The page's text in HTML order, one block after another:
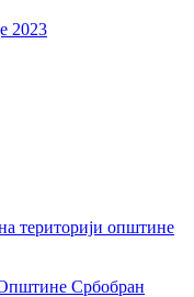
2023
територији општине
Општине Србобран